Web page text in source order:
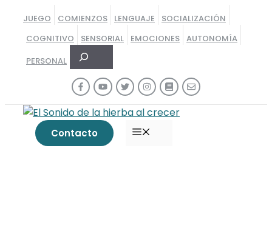
contenido
JUEGO COMIENZOS LENGUAJE
SOCIALIZACIÓN
COGNITIVO
SENSORIAL EMOCIONES AUTONOMÍA
PERSONAL
Buscar
Contacto